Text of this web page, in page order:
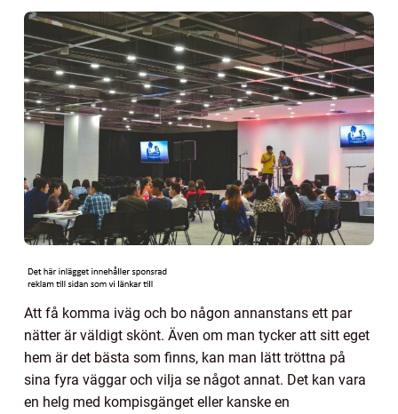
Att få komma iväg och bo någon annanstans ett par
nätter är väldigt skönt. Även om man tycker att sitt eget
hem är det bästa som finns, kan man lätt tröttna på
sina fyra väggar och vilja se något annat. Det kan vara
en helg med kompisgänget eller kanske en